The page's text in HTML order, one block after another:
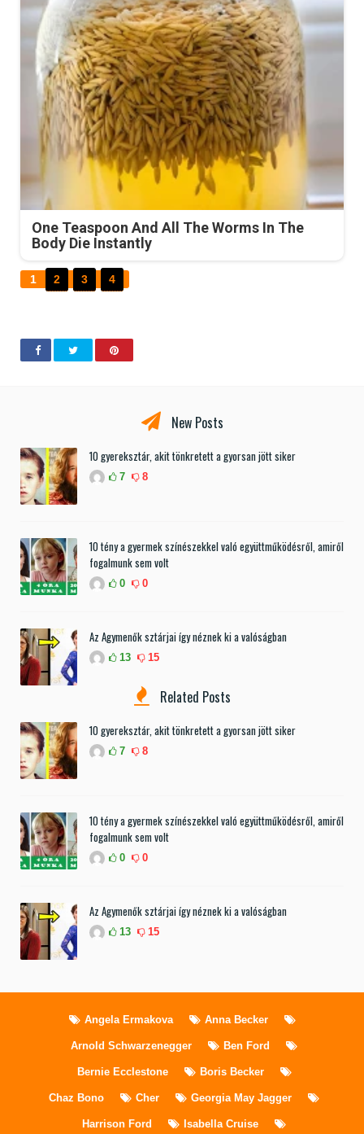
One Teaspoon And All The Worms In The
Body Die Instantly
1 2 3 4
New Posts
10 gyereksztár, akit tönkretett a gyorsan jött siker
7 8
10 tény a gyermek színészekkel való együttműködésről, amiről
fogalmunk sem volt
0 0
Az Agymenők sztárjai így néznek ki a valóságban
13 15
Related Posts
10 gyereksztár, akit tönkretett a gyorsan jött siker
7 8
10 tény a gyermek színészekkel való együttműködésről, amiről
fogalmunk sem volt
0 0
Az Agymenők sztárjai így néznek ki a valóságban
13 15
Angela Ermakova Anna Becker
Arnold Schwarzenegger Ben Ford
Bernie Ecclestone Boris Becker
Chaz Bono Cher Georgia May Jagger
Harrison Ford Isabella Cruise